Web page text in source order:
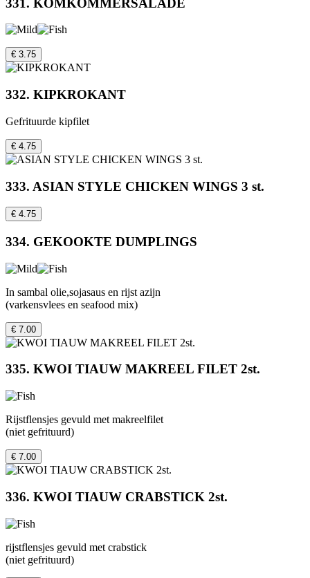
€ 3.75
332. KIPKROKANT
Gefrituurde kipfilet
€ 4.75
333. ASIAN STYLE CHICKEN WINGS 3 st.
€ 4.75
334. GEKOOKTE DUMPLINGS
In sambal olie,sojasaus en rijst azijn
(varkensvlees en seafood mix)
€ 7.00
335. KWOI TIAUW MAKREEL FILET 2st.
Rijstflensjes gevuld met makreelfilet
(niet gefrituurd)
€ 7.00
336. KWOI TIAUW CRABSTICK 2st.
rijstflensjes gevuld met crabstick
(niet gefrituurd)